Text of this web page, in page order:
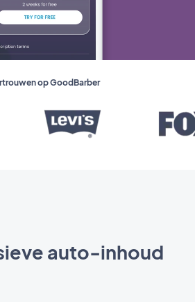
op GoodBarber
auto-inhoud